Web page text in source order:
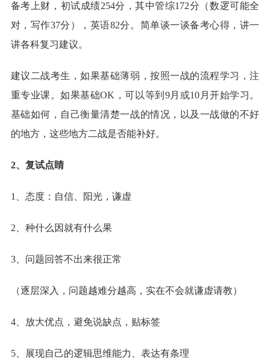
备考上财，初试成绩254分，其中管综172分（数逻可能全
对，写作37分），英语82分。简单谈一谈备考心得，讲一
讲各科复习建议。
建议二战考生，如果基础薄弱，按照一战的流程学习，注
重专业课。如果基础OK，可以等到9月或10月开始学习。
基础如何，自己衡量清楚一战的情况，以及一战做的不好
的地方，这些地方二战是否能补好。
2、复试点睛
1、态度：自信、阳光，谦虚
2、种什么因就有什么果
3、问题回答不出来很正常
（逐层深入，问题越难分越高，实在不会就谦虚请教）
4、放大优点，避免说缺点，贴标签
5、展现自己的逻辑思维能力、表达有条理